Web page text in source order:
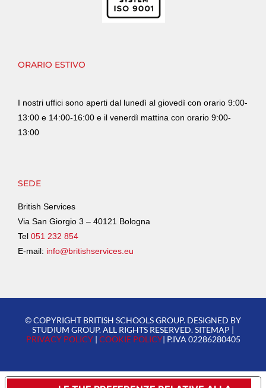
SEDE
British Services
Via San Giorgio 3 – 40121 Bologna
Tel 051 232 854
E-mail: info@britishservices.eu
ORARIO ESTIVO
I nostri uffici sono aperti dal lunedì al giovedì con orario 9:00-
13:00 e 14:00-16:00 e il venerdì mattina con orario 9:00-
13:00
© COPYRIGHT BRITISH SCHOOLS GROUP. DESIGNED BY
STUDIUM GROUP. ALL RIGHTS RESERVED. SITEMAP |
PRIVACY POLICY| COOKIE POLICY| P.IVA 02286280405